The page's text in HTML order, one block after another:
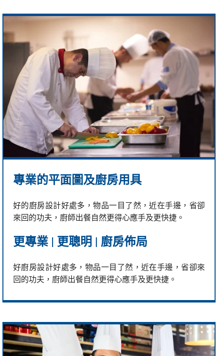
專業的平面圖及廚房用具
好的廚房設計好處多，物品一目了然，近在手邊，省卻
來回的功夫，廚師出餐自然更得心應手及更快捷。
更專業 | 更聰明 | 廚房佈局
好廚房設計好處多，物品一目了然，近在手邊，省卻來
回的功夫，廚師出餐自然更得心應手及更快捷。